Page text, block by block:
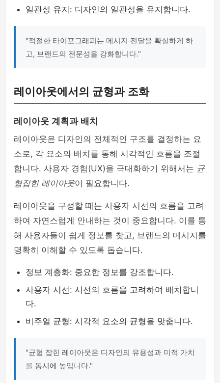
일관성 유지: 디자인의 일관성을 유지합니다.
"적절한 타이포그래피는 메시지 전달을 확실하게 하
고, 브랜드의 전문성을 강화합니다."
레이아웃에서의 균형과 조화
레이아웃 계획과 배치
레이아웃은 디자인의 전체적인 구조를 결정하는 요
소로, 각 요소의 배치를 통해 시각적인 흐름을 조절
합니다. 사용자 경험(UX)을 극대화하기 위해서는 균
형잡힌 레이아웃이 필요합니다.
레이아웃을 구성할 때는 사용자 시선의 흐름을 고려
하여 자연스럽게 안내하는 것이 중요합니다. 이를 통
해 사용자들이 쉽게 정보를 찾고, 브랜드의 메시지를
명확히 이해할 수 있도록 돕습니다.
정보 계층화: 중요한 정보를 강조합니다.
사용자 시선: 시선의 흐름을 고려하여 배치합니
다.
비주얼 균형: 시각적 요소의 균형을 맞춥니다.
"균형 잡힌 레이아웃은 디자인의 유용성과 미적 가치
를 동시에 높입니다."